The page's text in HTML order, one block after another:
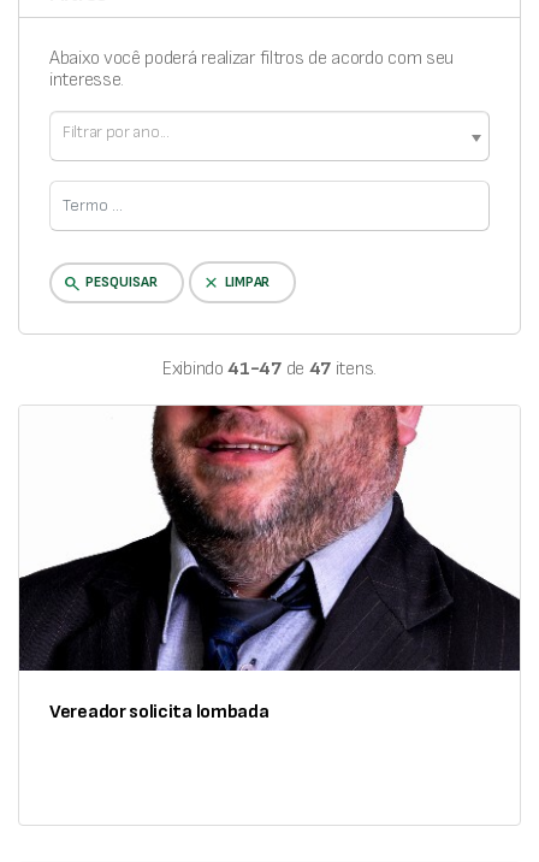
Exibindo41-47de 47 itens.
Vereador solicita lombada
Abaixo você poderá realizar filtros de acordo com seu
interesse.
Filtrar por ano...
search PESQUISAR clear LIMPAR